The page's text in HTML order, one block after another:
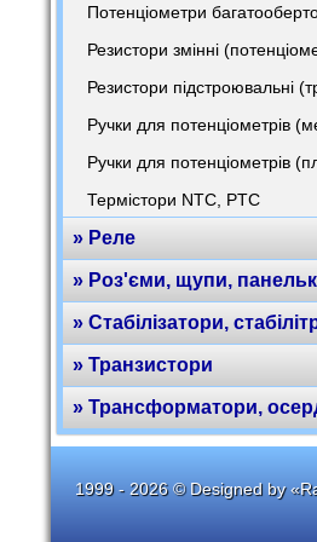
Потенціометри
Резистори змінні
Резистори підстроювальні
Ручки для потенціометрів
Ручки для потенціометрів
Термістори NTC, PTC
» Реле
» Роз'єми, щупи,
» Стабілізатори,
» Транзистори
» Трансформатори,
1999 - 2026 © Designed by